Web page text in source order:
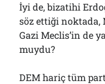
İyi de, bizatihi
söz ettiği noktada,
Gazi Meclis’in de
muydu?
DEM hariç tüm